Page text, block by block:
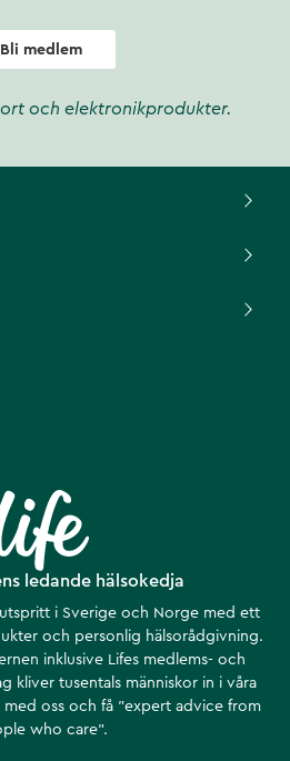
Bli medlem
och elektronikprodukter.
ledande hälsokedja
i Sverige och Norge med ett
och personlig hälsorådgivning.
inklusive Lifes medlems- och
kliver tusentals människor in i våra
oss och få ”expert advice from
who care”.